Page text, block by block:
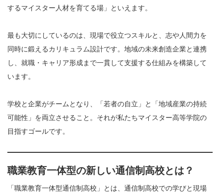
するマイスター人材を育てる場」といえます。
最も大切にしているのは、現場で役立つスキルと、志や人間力を
同時に鍛えるカリキュラム設計です。地域の未来創造企業と連携
し、就職・キャリア形成まで一貫して支援する仕組みを構築して
います。
学校と企業がチームとなり、「若者の自立」と「地域産業の持続
可能性」を両立させること。それが私たちマイスター高等学院の
目指すゴールです。
職業教育一体型の新しい通信制高校とは？
「職業教育一体型通信制高校」とは、通信制高校での学びと現場